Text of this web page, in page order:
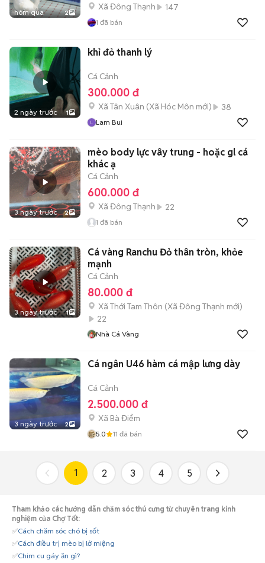
hôm qua 2
Xã Đông Thạnh 147
1 đã bán
2 ngày trước 1
khỉ đỏ thanh lý
Cá Cảnh
300.000 đ
Xã Tân Xuân (Xã Hóc Môn mới) 38
Lam Bui
3 ngày trước 2
mèo body lực vây trung - hoặc gl cá
khác ạ
Cá Cảnh
600.000 đ
Xã Đông Thạnh 22
1 đã bán
3 ngày trước 1
Cá vàng Ranchu Đỏ thân tròn, khỏe
mạnh
Cá Cảnh
80.000 đ
Xã Thới Tam Thôn (Xã Đông Thạnh mới)
22
Nhà Cá Vàng
3 ngày trước 2
Cá ngân U46 hàm cá mập lưng dày
Cá Cảnh
2.500.000 đ
Xã Bà Điểm
5.0 11 đã bán
1 2 3 4 5
Tham khảo các hướng dẫn chăm sóc thú cưng từ chuyên trang kinh
nghiệm của Chợ Tốt:
✅Cách chăm sóc chó bị sốt
✅Cách điều trị mèo bị lở miệng
✅Chim cu gáy ăn gì?